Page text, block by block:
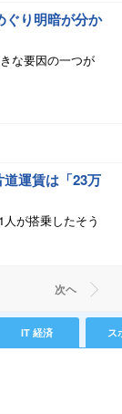
り明暗が分か
な要因の一つが
運賃は「23万
が搭乗したそう
次ヘ
IT 経済 ス